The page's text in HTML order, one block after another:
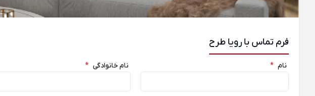
فرم تماس با رویا طرح
نام * نام خانوادگی *